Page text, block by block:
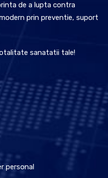
de a lupta contra
prin preventie, suport
sanatatii tale!
personal